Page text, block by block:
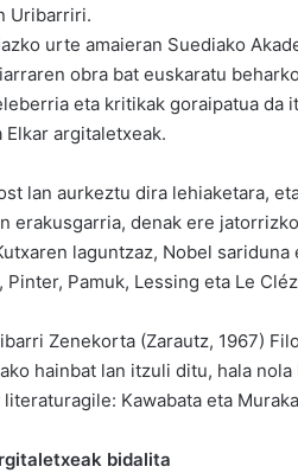
Uribarriri.
urte amaieran Suediako
obra bat euskaratu
eta kritikak goraipatua da
Elkar argitaletxeak.
lan aurkeztu dira lehiaketara,
erakusgarria, denak ere
laguntzaz, Nobel
Pinter, Pamuk, Lessing eta Le
Zenekorta (Zarautz, 1967)
hainbat lan itzuli ditu, hala
Kawabata eta
bidalita